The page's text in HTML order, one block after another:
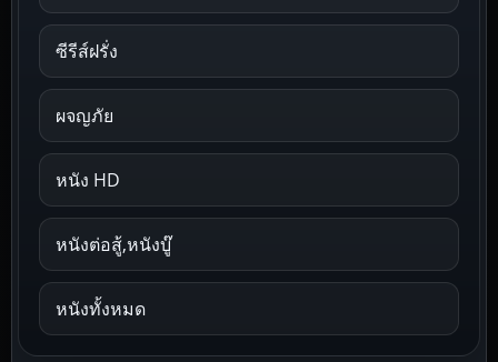
ซีรีส์ฝรั่ง
ผจญภัย
หนัง HD
หนังต่อสู้,หนังบู๊
หนังทั้งหมด